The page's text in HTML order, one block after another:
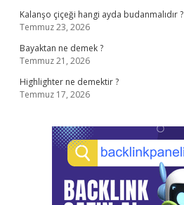
Kalanşo çiçeği hangi ayda budanmalıdır ?
Temmuz 23, 2026
Bayaktan ne demek ?
Temmuz 21, 2026
Highlighter ne demektir ?
Temmuz 17, 2026